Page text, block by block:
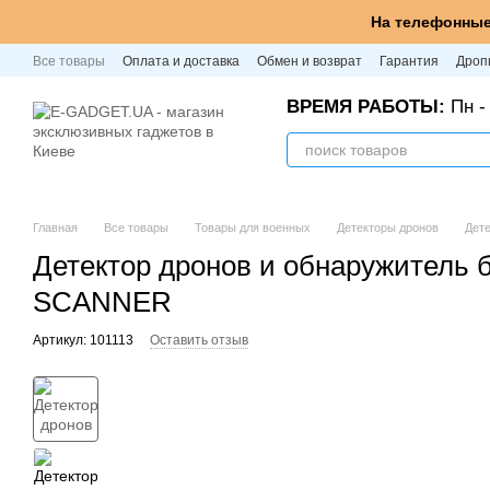
На
Все товары Оплата и доставка Обмен и возврат Гарантия
ВРЕМЯ РАБОТЫ: Пн -
Главная Все товары Товары для военных Детекторы дронов
Детектор дронов и обнаружитель
SCANNER
Артикул: 101113 Оставить отзыв